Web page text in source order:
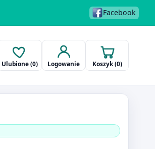
Facebook
Ulubione (0) Logowanie Koszyk (0)